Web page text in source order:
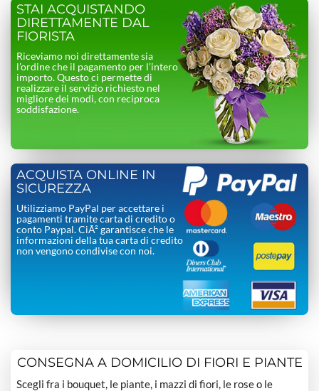
STAI ACQUISTANDO
DIRETTAMENTE DAL
FIORISTA
Riceviamo noi direttamente sia
l’ordine che il pagamento per l’intero
importo. Questo ci permette di
realizzare il servizio richiesto nel
migliore dei modi, con reciproca
soddisfazione.
ACQUISTA ONLINE IN
SICUREZZA
Utilizziamo PayPal per accettare i
pagamenti tramite carta di credito o
conto Paypal. CiÃ² garantisce che le
informazioni della tua carta di credito
non vengono condivise con noi.
CONSEGNA A DOMICILIO DI FIORI E PIANTE
Scegli fra i bouquet, le piante, i mazzi di fiori, le rose o le